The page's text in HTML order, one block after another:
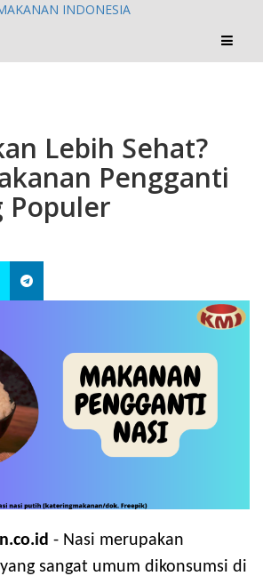
Lebih Sehat?
Pengganti
Populer
- Nasi merupakan
sangat umum dikonsumsi di